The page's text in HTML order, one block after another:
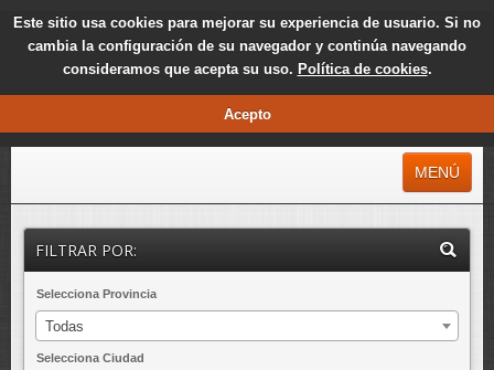
Este sitio usa cookies para mejorar su experiencia de usuario. Si no
cambia la configuración de su navegador y continúa navegando
consideramos que acepta su uso. Política de cookies.
Acepto
MENÚ
INICIO
MÁS REBAJADAS
ÚLTIMAS INCORPORADAS
FILTRAR POR:
Selecciona Provincia
Todas
Selecciona Ciudad